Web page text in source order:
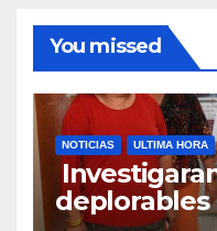
You missed
NOTICIAS ULTIMA HORA
deplorables